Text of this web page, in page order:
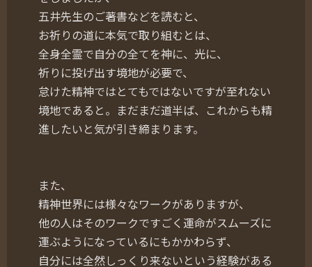
五井先生のご著書などを読むと、
お祈りの道に本気で取り組むとは、
全身全霊で自分の全てを神に、光に、
祈りに投げ出す境地が必要で、
怠けた精神ではとてもではないですが至れない
境地であると。まだまだ道半ば、これからも精
進したいと気が引き締まります。
また、
精神世界には様々なワークがありますが、
他の人はそのワークですごく運命がスムーズに
運ぶようになっているにもかかわらず、
自分には全然しっくり来ないという経験がある